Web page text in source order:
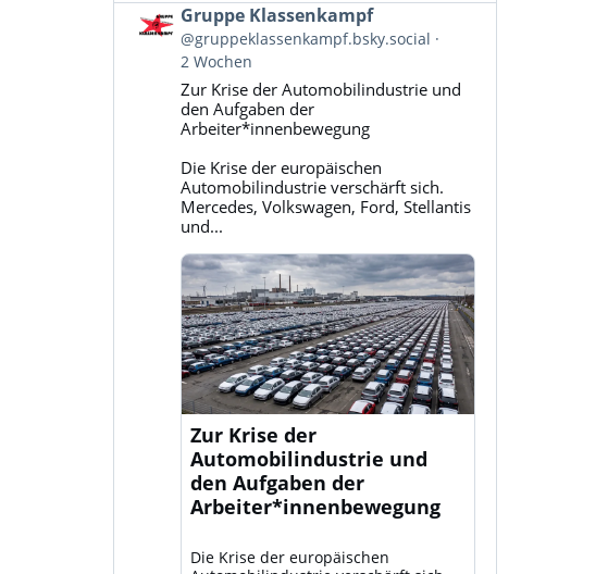
Beitrag
von
Gruppe
Klassenkampf
Bluesky
Gruppe Klassenkampf
@gruppeklassenkampf.bsky.social
2 Wochen
Zur Krise der Automobilindustrie und
den Aufgaben der
Arbeiter*innenbewegung
Die Krise der europäischen
Automobilindustrie verschärft sich.
Mercedes, Volkswagen, Ford, Stellantis
und...
Zur Krise der
Automobilindustrie und
den Aufgaben der
Arbeiter*innenbewegung
Die Krise der europäischen